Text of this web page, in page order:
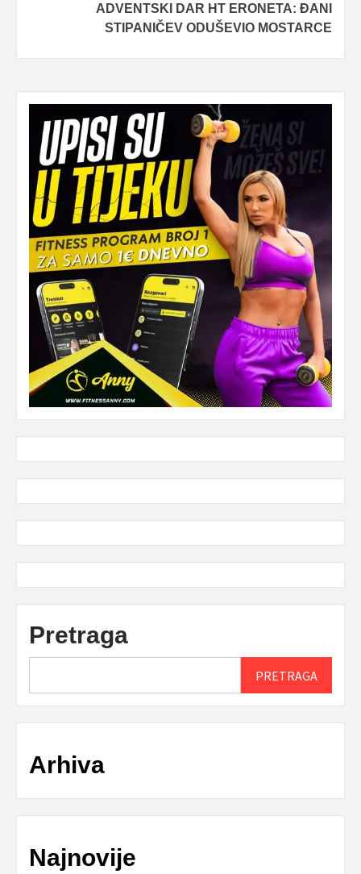
ADVENTSKI DAR HT ERONETA: ĐANI
STIPANIČEV ODUŠEVIO MOSTARCE
Pretraga
PRETRAGA
Arhiva
Najnovije